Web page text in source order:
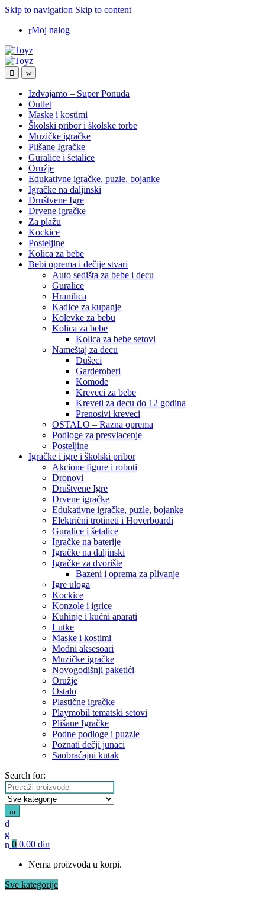
Skip to navigation Skip to content
Moj nalog
Izdvajamo – Super Ponuda
Outlet
Maske i kostimi
Školski pribor i školske torbe
Muzičke igračke
Plišane Igračke
Guralice i šetalice
Oružje
Edukativne igračke, puzle, bojanke
Igračke na daljinski
Društvene Igre
Drvene igračke
Za plažu
Kockice
Posteljine
Kolica za bebe
Bebi oprema i dečije stvari
Auto sedišta za bebe i decu
Guralice
Hranilica
Kadice za kupanje
Kolevke za bebu
Kolica za bebe
Kolica za bebe setovi
Nameštaj za decu
Dušeci
Garderoberi
Komode
Kreveci za bebe
Kreveti za decu do 12 godina
Prenosivi kreveci
OSTALO – Razna oprema
Podloge za presvlacenje
Posteljine
Igračke i igre i školski pribor
Akcione figure i roboti
Dronovi
Društvene Igre
Drvene igračke
Edukativne igračke, puzle, bojanke
Električni trotineti i Hoverboardi
Guralice i šetalice
Igračke na baterije
Igračke na daljinski
‎Igračke za dvorište
Bazeni i oprema za plivanje
Igre uloga
Kockice
Konzole i igrice
Kuhinje i kućni aparati
Lutke
Maske i kostimi
Modni aksesoari
Muzičke igračke
Novogodišnji paketići
Oružje
Ostalo
Plastične igračke
Playmobil tematski setovi
Plišane Igračke
Podne podloge i puzzle
Poznati dečji junaci
Saobraćajni kutak
Search for:
0 0.00 din
Nema proizvoda u korpi.
Sve kategorije